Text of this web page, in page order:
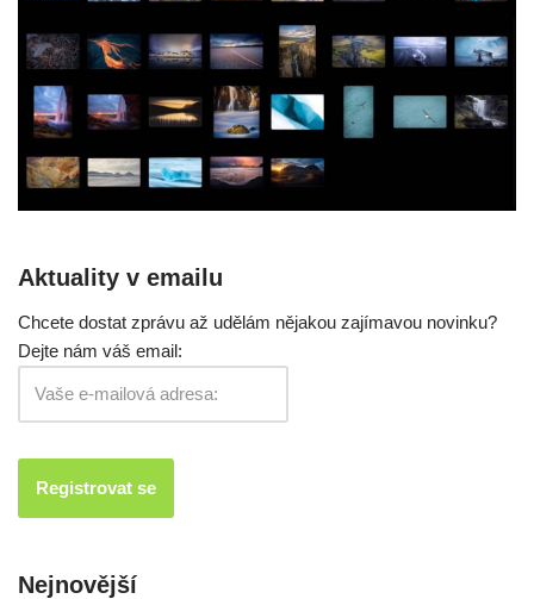
Aktuality v emailu
Chcete dostat zprávu až udělám nějakou zajímavou novinku?
Dejte nám váš email:
Nejnovější